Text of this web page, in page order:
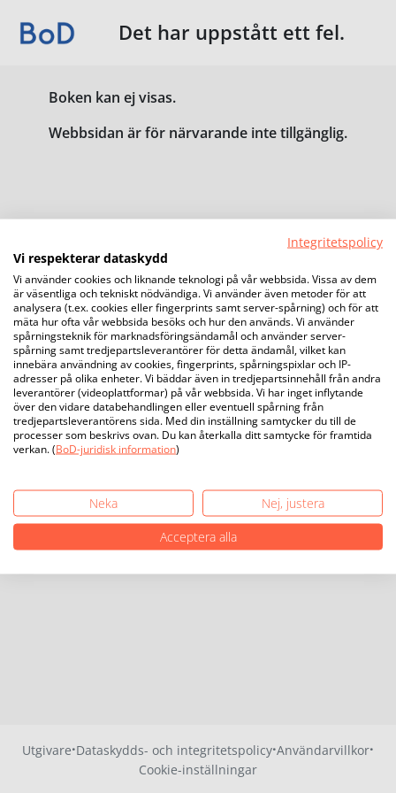
Det har uppstått ett fel.
Boken kan ej visas.
Webbsidan är för närvarande inte tillgänglig.
Utgivare·Dataskydds- och integritetspolicy·Användarvillkor·
Cookie-inställningar
Integritetspolicy
Vi respekterar dataskydd
Vi använder cookies och liknande teknologi på vår webbsida. Vissa av dem
är väsentliga och tekniskt nödvändiga. Vi använder även metoder för att
analysera (t.ex. cookies eller fingerprints samt server-spårning) och för att
mäta hur ofta vår webbsida besöks och hur den används. Vi använder
spårningsteknik för marknadsföringsändamål och använder server-
spårning samt tredjepartsleverantörer för detta ändamål, vilket kan
innebära användning av cookies, fingerprints, spårningspixlar och IP-
adresser på olika enheter. Vi bäddar även in tredjepartsinnehåll från andra
leverantörer (videoplattformar) på vår webbsida. Vi har inget inflytande
över den vidare databehandlingen eller eventuell spårning från
tredjepartsleverantörens sida. Med din inställning samtycker du till de
processer som beskrivs ovan. Du kan återkalla ditt samtycke för framtida
verkan. (BoD-juridisk information)
Neka
Nej, justera
Acceptera alla